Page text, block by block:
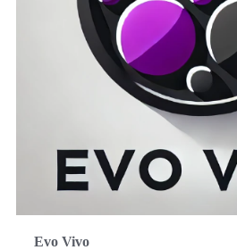
Evo Vivo